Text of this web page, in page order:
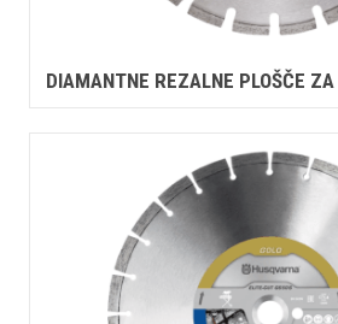
DIAMANTNE REZALNE PLOŠČE